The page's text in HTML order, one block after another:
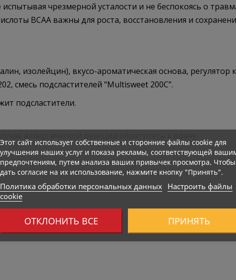
чрезмерной усталости и не беспокоясь о
BCAA важны для роста, восстановления и
изолейцин), вкусо-ароматическая основа,
смесь подсластителей “Multisweet 200C”.
подсластители.
аллергической реакции обратитесь к врачу.
Этот сайт использует собственные и сторонние файлы cookie для
улучшения наших услуг и показа рекламы, соответствующей
предпочтениям, путем анализа ваших привычек просмотра. Чтобы
дать согласие на их использование, нажмите кнопку "Принять".
Политика обработки персональных данных
Настроить файлы
cookie
ОТКЛОНИТЬ ВСЕ ПРИНЯТЬ